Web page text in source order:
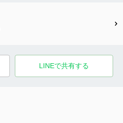
LINEで共有する